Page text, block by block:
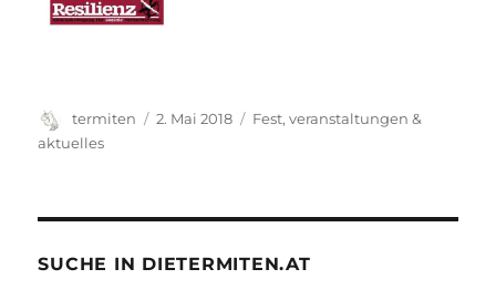
Autor
termiten
Veröffentlicht
2. Mai 2018 Kategorien
Fest,veranstaltungen &
aktuelles
SUCHE IN DIETERMITEN.AT